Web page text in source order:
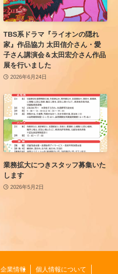
TBS系ドラマ『ライオンの隠れ
家』作品協力 太田信介さん・愛
子さん講演会＆太田宏介さん作品
展を行いました
2026年6月24日
業務拡大につきスタッフ募集いた
します
2026年5月2日
企業情報 個人情報について